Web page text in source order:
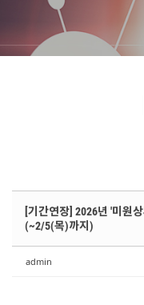
[기간연장] 2026년 '미원
(~2/5(목)까지)
admin